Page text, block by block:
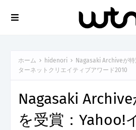
ホーム hidenori
Nagasaki Archiveが
ターネットクリエイティブアワード2010
Nagasaki
を受賞：Yahoo!